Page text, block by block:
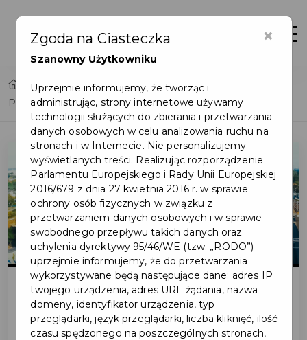
Home
Lista aktualności
Podróżujemy szybciej dzięki Unii Europejskiej
2021-05-16
×
Zgoda na Ciasteczka
Szanowny Użytkowniku
Uprzejmie informujemy, że tworząc i
administrując, strony internetowe używamy
technologii służących do zbierania i przetwarzania
danych osobowych w celu analizowania ruchu na
stronach i w Internecie. Nie personalizujemy
wyświetlanych treści. Realizując rozporządzenie
Parlamentu Europejskiego i Rady Unii Europejskiej
2016/679 z dnia 27 kwietnia 2016 r. w sprawie
ochrony osób fizycznych w związku z
przetwarzaniem danych osobowych i w sprawie
swobodnego przepływu takich danych oraz
uchylenia dyrektywy 95/46/WE (tzw. „RODO”)
uprzejmie informujemy, że do przetwarzania
wykorzystywane będą następujące dane: adres IP
twojego urządzenia, adres URL żądania, nazwa
domeny, identyfikator urządzenia, typ
przeglądarki, język przeglądarki, liczba kliknięć, ilość
czasu spędzonego na poszczególnych stronach,